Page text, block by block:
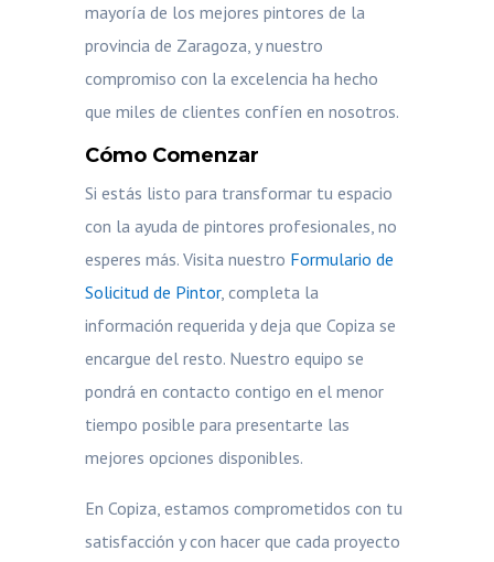
mayoría de los mejores pintores de la
provincia de Zaragoza, y nuestro
compromiso con la excelencia ha hecho
que miles de clientes confíen en nosotros.
Cómo Comenzar
Si estás listo para transformar tu espacio
con la ayuda de pintores profesionales, no
esperes más. Visita nuestro Formulario de
Solicitud de Pintor, completa la
información requerida y deja que Copiza se
encargue del resto. Nuestro equipo se
pondrá en contacto contigo en el menor
tiempo posible para presentarte las
mejores opciones disponibles.
En Copiza, estamos comprometidos con tu
satisfacción y con hacer que cada proyecto